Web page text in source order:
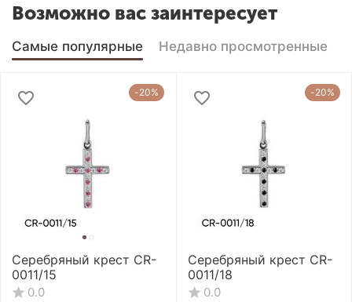
Возможно вас заинтересует
Самые популярные Недавно просмотренные
-20%
Серебряный крест CR-
0011/15
0.0
-20%
Серебряный крест CR-
0011/18
0.0